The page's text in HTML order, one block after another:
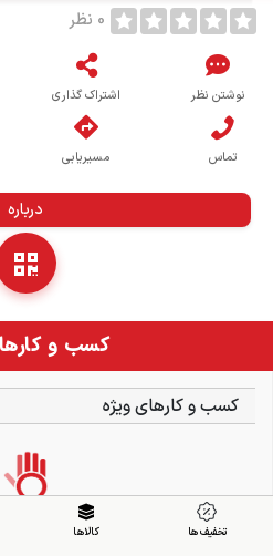
0 نظر
نوشتن نظر اشتراک گذاری
تماس مسیریابی
درباره
کسب و
کسب و کارهای ویژه
تخفیف ها کالاها